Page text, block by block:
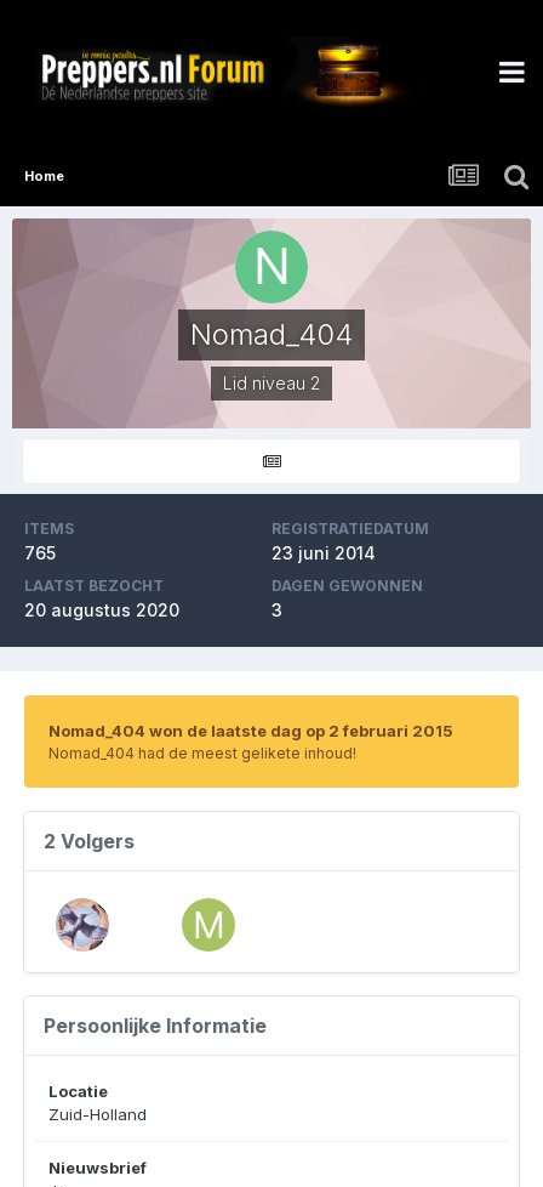
Home
Nomad_404
Lid niveau 2
ITEMS
765
REGISTRATIEDATUM
23 juni 2014
LAATST BEZOCHT
20 augustus 2020
DAGEN GEWONNEN
3
Nomad_404 won de laatste dag op 2 februari 2015
Nomad_404 had de meest gelikete inhoud!
2 Volgers
Persoonlijke Informatie
Locatie
Zuid-Holland
Nieuwsbrief